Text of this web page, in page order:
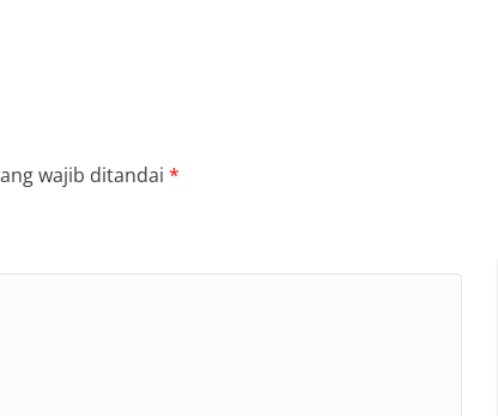
wajib ditandai *